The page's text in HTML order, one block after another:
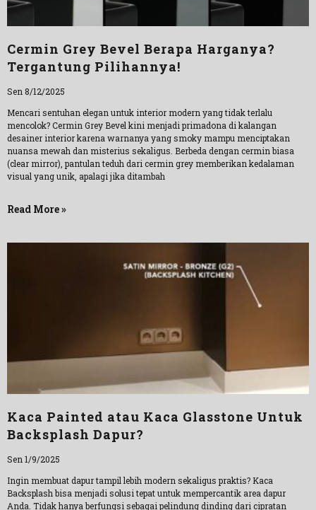
Cermin Grey Bevel Berapa Harganya?
Tergantung Pilihannya!
Sen 8/12/2025
Mencari sentuhan elegan untuk interior modern yang tidak terlalu
mencolok? Cermin Grey Bevel kini menjadi primadona di kalangan
desainer interior karena warnanya yang smoky mampu menciptakan
nuansa mewah dan misterius sekaligus. Berbeda dengan cermin biasa
(clear mirror), pantulan teduh dari cermin grey memberikan kedalaman
visual yang unik, apalagi jika ditambah
Read More »
Kaca Painted atau Kaca Glasstone Untuk
Backsplash Dapur?
Sen 1/9/2025
Ingin membuat dapur tampil lebih modern sekaligus praktis? Kaca
Backsplash bisa menjadi solusi tepat untuk mempercantik area dapur
Anda. Tidak hanya berfungsi sebagai pelindung dinding dari cipratan